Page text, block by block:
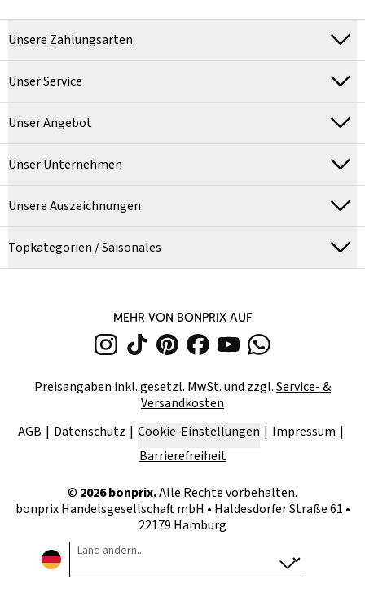
Unsere Zahlungsarten
Unser Service
Unser Angebot
Unser Unternehmen
Unsere Auszeichnungen
Topkategorien / Saisonales
MEHR VON BONPRIX AUF
Preisangaben inkl. gesetzl. MwSt. und zzgl.Service- &
Versandkosten
AGB
Datenschutz Cookie-Einstellungen
Impressum
Barrierefreiheit
© 2026bonprix.Alle Rechte vorbehalten.
bonprix Handelsgesellschaft mbH • Haldesdorfer Straße 61 •
22179 Hamburg
Land ändern...